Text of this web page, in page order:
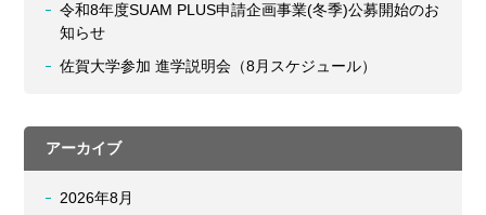
令和8年度SUAM PLUS申請企画事業(冬季)公募開始のお
知らせ
佐賀大学参加 進学説明会（8月スケジュール）
アーカイブ
2026年8月